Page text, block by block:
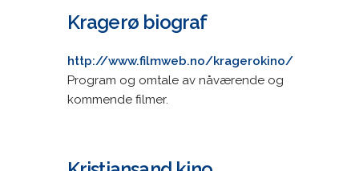
Kragerø biograf
http://www.filmweb.no/kragerokino/
Program og omtale av nåværende og
kommende filmer.